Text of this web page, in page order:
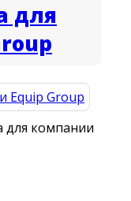
для
для компании